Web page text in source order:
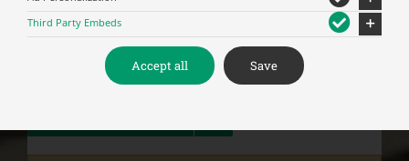
Third Party Embeds
Accept all Save